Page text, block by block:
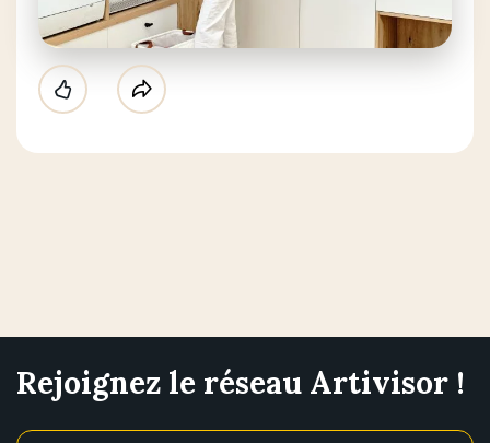
Like Partager
Rejoignez le réseau Artivisor !